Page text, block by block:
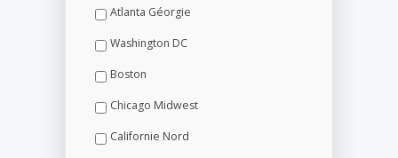
Atlanta Géorgie
Washington DC
Boston
Chicago Midwest
Californie Nord